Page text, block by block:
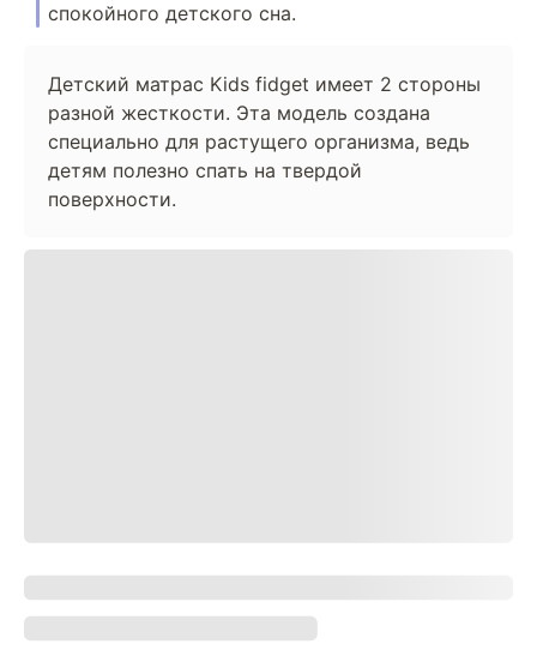
спокойного детского сна.
Детский матрас Kids fidget имеет 2 стороны
разной жесткости. Эта модель создана
специально для растущего организма, ведь
детям полезно спать на твердой
поверхности.